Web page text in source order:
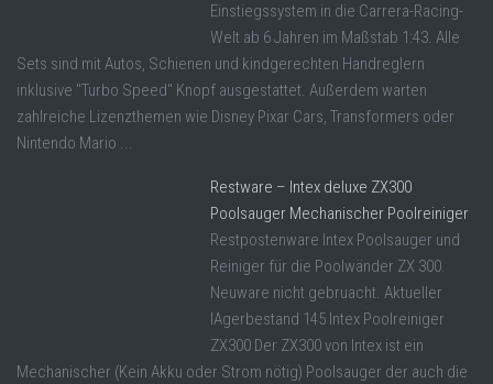
Einstiegssystem in die Carrera-Racing-
Welt ab 6 Jahren im Maßstab 1:43. Alle
Sets sind mit Autos, Schienen und kindgerechten Handreglern
inklusive "Turbo Speed" Knopf ausgestattet. Außerdem warten
zahlreiche Lizenzthemen wie Disney Pixar Cars, Transformers oder
Nintendo Mario ...
Restware – Intex deluxe ZX300
Poolsauger Mechanischer Poolreiniger
Restpostenware Intex Poolsauger und
Reiniger für die Poolwänder ZX 300.
Neuware nicht gebruacht. Aktueller
lAgerbestand 145 Intex Poolreiniger
ZX300 Der ZX300 von Intex ist ein
Mechanischer (Kein Akku oder Strom nötig) Poolsauger der auch die